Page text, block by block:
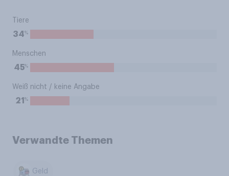
Tiere
34%
Menschen
45%
Weiß nicht / keine Angabe
21 %
Verwandte Themen
Geld